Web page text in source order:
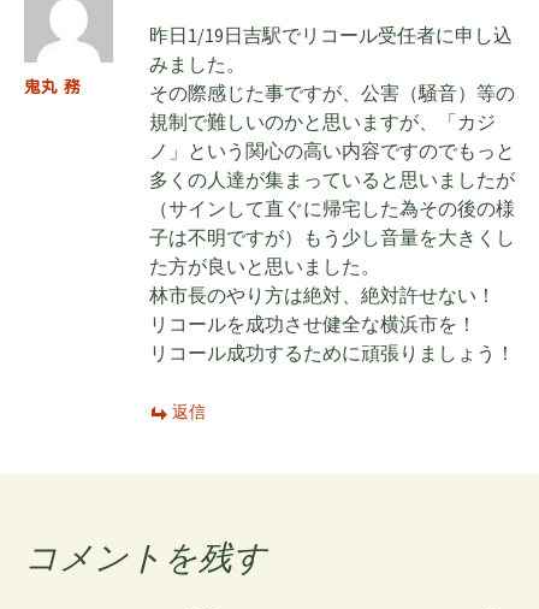
ビ
鬼丸 務
昨日1/19日吉駅でリコール受任者に申し込
みました。
その際感じた事ですが、公害（騒音）等の
規制で難しいのかと思いますが、「カジ
ノ」という関心の高い内容ですのでもっと
多くの人達が集まっていると思いましたが
（サインして直ぐに帰宅した為その後の様
子は不明ですが）もう少し音量を大きくし
た方が良いと思いました。
林市長のやり方は絶対、絶対許せない！
リコールを成功させ健全な横浜市を！
リコール成功するために頑張りましょう！
返信
コメントを残す